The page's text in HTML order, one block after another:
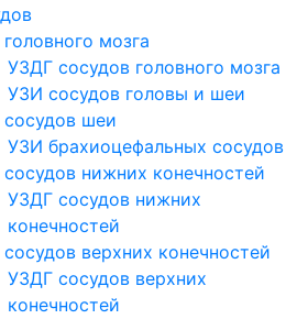
мозга
УЗДГ сосудов головного мозга
УЗИ сосудов головы и шеи
шеи
УЗИ брахиоцефальных сосудов
нижних конечностей
УЗДГ сосудов нижних
конечностей
верхних конечностей
УЗДГ сосудов верхних
конечностей